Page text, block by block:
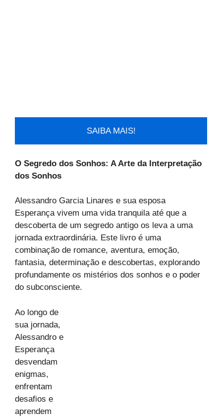
SAIBA MAIS!
O Segredo dos Sonhos: A Arte da Interpretação
dos Sonhos
Alessandro Garcia Linares e sua esposa
Esperança vivem uma vida tranquila até que a
descoberta de um segredo antigo os leva a uma
jornada extraordinária. Este livro é uma
combinação de romance, aventura, emoção,
fantasia, determinação e descobertas, explorando
profundamente os mistérios dos sonhos e o poder
do subconsciente.
Ao longo de
sua jornada,
Alessandro e
Esperança
desvendam
enigmas,
enfrentam
desafios e
aprendem